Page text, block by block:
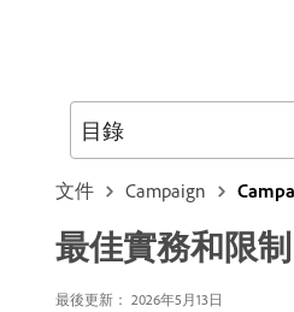
文件 Campaign
最佳實務和限制
最後更新： 2026年5月13日
目錄